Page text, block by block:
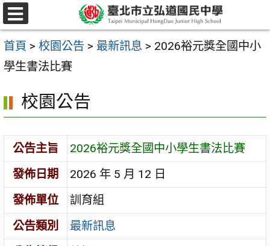
跳
至
主
要
容
區
選
單
首頁 > 校園公告 > 最新訊息 > 2026裕元獎全國中小
學生書法比賽
校園公告
公告主旨
2026裕元獎全國中小學生書法比賽
發佈日期
2026 年 5 月 12 日
發佈單位
訓育組
公告類別
最新訊息